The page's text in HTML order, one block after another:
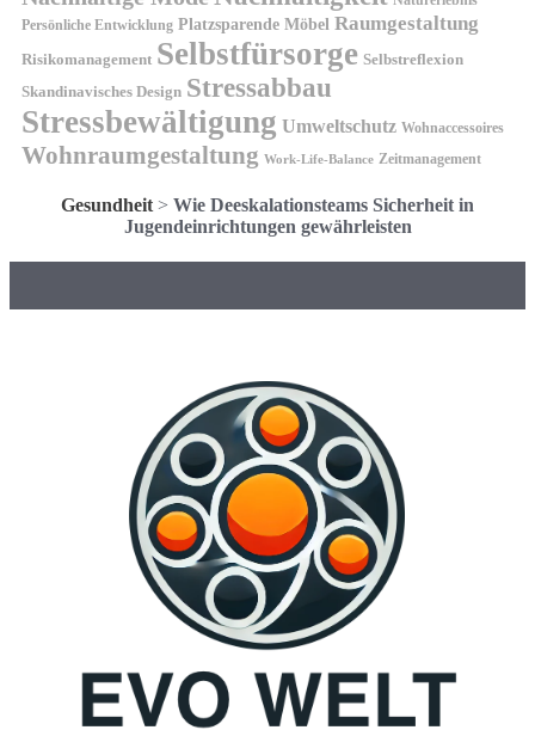
Persönliche Entwicklung Platzsparende Möbel Raumgestaltung
Risikomanagement Selbstfürsorge Selbstreflexion
Skandinavisches Design Stressabbau
Stressbewältigung Umweltschutz Wohnaccessoires
Wohnraumgestaltung Work-Life-Balance Zeitmanagement
Gesundheit > Wie Deeskalationsteams Sicherheit in
Jugendeinrichtungen gewährleisten